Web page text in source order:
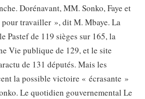
Dorénavant, MM. Sonko, Faye et
travailler », dit M. Mbaye. La
Pastef de 119 sièges sur 165, la
Vie publique de 129, et le site
de 131 députés. Mais les
la possible victoire « écrasante »
Le quotidien gouvernemental Le